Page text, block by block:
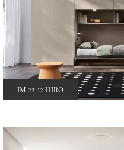
IM 22 12 HIRO